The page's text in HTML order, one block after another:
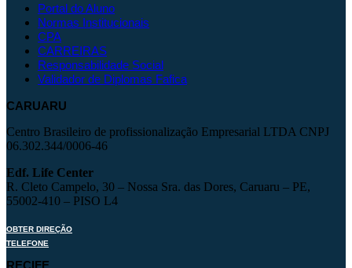
Portal do Aluno
Normas Institucionais
CPA
CARREIRAS
Responsabilidade Social
Validador de Diplomas Fafica
CARUARU
Centro Brasileiro de profissionalização Empresarial LTDA CNPJ
06.302.344/0006-46
Edf. Life Center
R. Cleto Campelo, 30 – Nossa Sra. das Dores, Caruaru – PE,
55002-410 – PISO L4
OBTER DIREÇÃO
TELEFONE
RECIFE